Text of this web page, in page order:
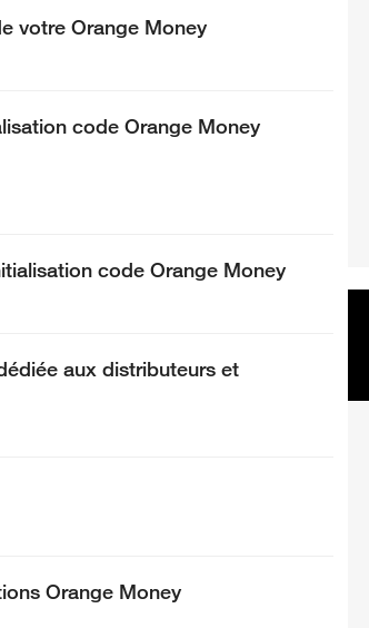
votre Orange Money
code Orange Money
code Orange Money
aux distributeurs et
Orange Money